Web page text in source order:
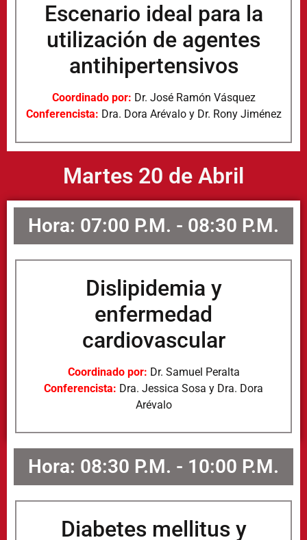
Escenario ideal para la
utilización de agentes
antihipertensivos
Coordinado por: Dr. José Ramón Vásquez
Conferencista: Dra. Dora Arévalo y Dr. Rony Jiménez
Martes 20 de Abril
Hora: 07:00 P.M. - 08:30 P.M.
Dislipidemia y
enfermedad
cardiovascular
Coordinado por: Dr. Samuel Peralta
Conferencista: Dra. Jessica Sosa y Dra. Dora
Arévalo
Hora: 08:30 P.M. - 10:00 P.M.
Diabetes mellitus y